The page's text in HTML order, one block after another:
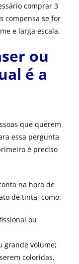
comprar 3
compensa se for
e larga escala.
ou
é a
que querem
essa pergunta
é preciso
na hora de
de tinta, como:
ou
grande volume;
coloridas,